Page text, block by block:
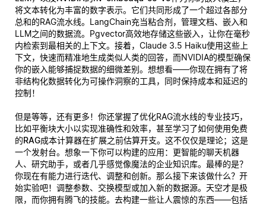
将文本转化为丰富的数字表示。它们共同形成了一个超过各部分
总和的RAG流水线。LangChain充当粘合剂，管理文档、嵌入和
LLM之间的数据流。Pgvector高效地存储这些嵌入，让你在毫秒
内检索到最相关的上下文。接着，Claude 3.5 Haiku使用这些上
下文，快速而精准地生成类似人类的回答，而NVIDIA的模型确保
你的嵌入能够捕捉数据的细微差别。想想看——你现在拥有了将
非结构化数据转化为可操作洞察的工具，同时保持成本和延迟的
控制！
但是等等，还有更多！你还掌握了优化RAG流水线的专业技巧，
比如平衡块大小以实现准确性和效率，甚至学习了如何使用免费
的RAG成本计算器在扩展之前估算开支。这不仅仅是理论；这是
一个发射台。想象一下你可以构建的应用：更智能的聊天机器
人、研究助手，或者几乎感觉像魔法的企业知识库。最棒的是？
你现在有能力进行迭代、调整和创新。那么接下来该做什么？开
始实验吧！调整参数、交换模型或加入新的数据源。天空才是极
限，而你拥有腾飞的技能。去构建一些让人震惊的东西——包括